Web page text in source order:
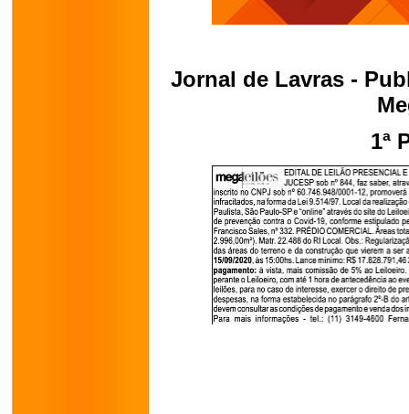
Jornal de Lavras -
1ª